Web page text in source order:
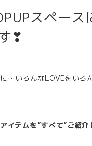
スペース
❣
…いろんなLOVEをいろん
イテムを”すべて”ご紹介